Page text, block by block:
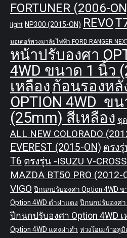
FORTUNER (2006-
light NP300 (2015-ON) REVO
มอเตอร์พวงมาลัยไฟฟ้า FORD RANGER
หน้าปรับองศา
4WD ขนาด 1 นิ้ว
เหลือง ก้อนรองหลั
OPTION 4WD ข
(25mm) สีเหลือง ชุ
ALL NEW COLORADO
EVEREST (2015-ON) ตรงรุ่
T6 ตรงรุ่น -ISUZU V-
MAZDA BT50 PRO (2012-
VIGO ปีกนกปรับองศา Option 4WD ข
Option 4WD ดำฝาแดง ปีกนกปรับองศา
ปีกนกปรับองศา Option 4WD
Option 4WD แดงฝาดำ ห่วงโอเมก้าอลูมิ